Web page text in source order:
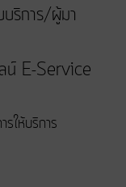
บริการ/ผู้มา
ลน์ E-Service
รให้บริการ